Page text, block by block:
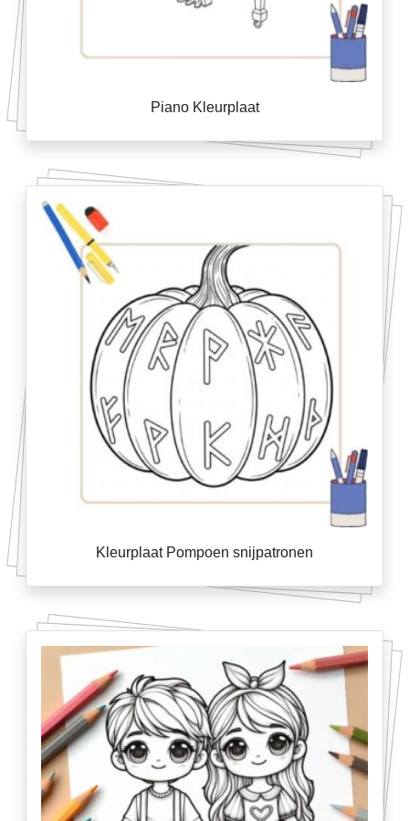
Piano Kleurplaat
Kleurplaat Pompoen snijpatronen